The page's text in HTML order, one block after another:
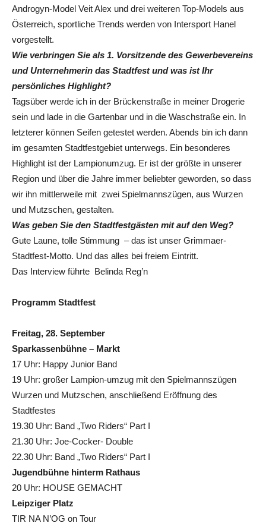
Androgyn-Model Veit Alex und drei weiteren Top-Models aus
Österreich, sportliche Trends werden von Intersport Hanel
vorgestellt.
Wie verbringen Sie als 1. Vorsitzende des Gewerbevereins
und Unternehmerin das Stadtfest und was ist Ihr
persönliches Highlight?
Tagsüber werde ich in der Brückenstraße in meiner Drogerie
sein und lade in die Gartenbar und in die Waschstraße ein. In
letzterer können Seifen getestet werden. Abends bin ich dann
im gesamten Stadtfestgebiet unterwegs. Ein besonderes
Highlight ist der Lampionumzug. Er ist der größte in unserer
Region und über die Jahre immer beliebter geworden, so dass
wir ihn mittlerweile mit zwei Spielmannszügen, aus Wurzen
und Mutzschen, gestalten.
Was geben Sie den Stadtfestgästen mit auf den Weg?
Gute Laune, tolle Stimmung – das ist unser Grimmaer-
Stadtfest-Motto. Und das alles bei freiem Eintritt.
Das Interview führte Belinda Reg’n
Programm Stadtfest
Freitag, 28. September
Sparkassenbühne – Markt
17 Uhr: Happy Junior Band
19 Uhr: großer Lampion-umzug mit den Spielmannszügen
Wurzen und Mutzschen, anschließend Eröffnung des
Stadtfestes
19.30 Uhr: Band „Two Riders“ Part I
21.30 Uhr: Joe-Cocker- Double
22.30 Uhr: Band „Two Riders“ Part I
Jugendbühne hinterm Rathaus
20 Uhr: HOUSE GEMACHT
Leipziger Platz
TIR NA N’OG on Tour